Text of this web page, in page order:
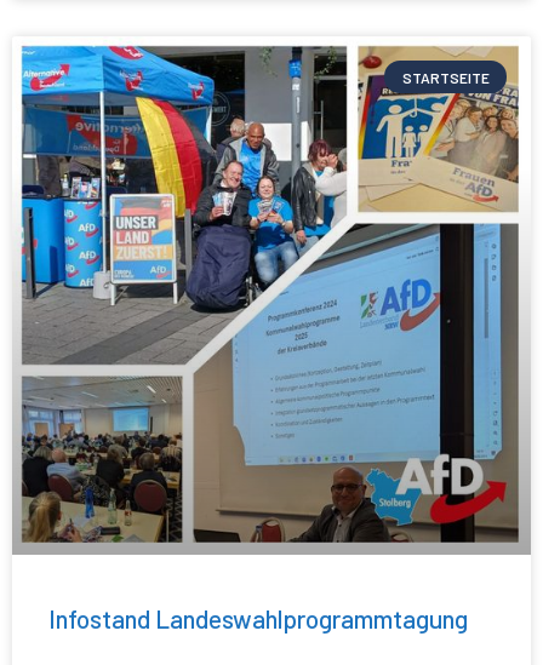
STARTSEITE
Infostand Landeswahlprogrammtagung